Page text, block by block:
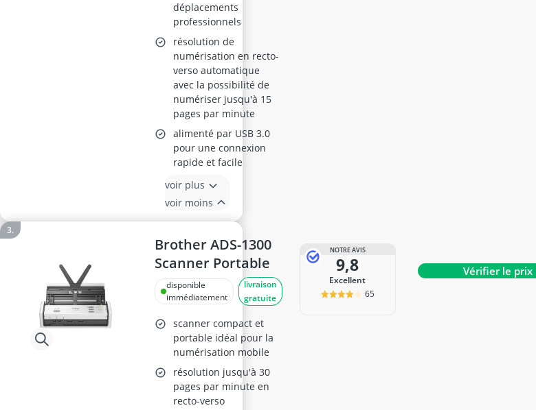
déplacements
professionnels
résolution de
numérisation en recto-
verso automatique
avec la possibilité de
numériser jusqu'à 15
pages par minute
alimenté par USB 3.0
pour une connexion
rapide et facile
voir plus
voir moins
Brother ADS-1300
Scanner Portable
disponible
immédiatement
livraison
gratuite
scanner compact et
portable idéal pour la
numérisation mobile
résolution jusqu'à 30
pages par minute en
recto-verso
NOTRE AVIS
9,8
Excellent
65
Vérifier le